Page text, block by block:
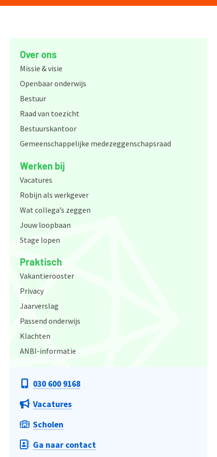
Over ons
Missie & visie
Openbaar onderwijs
Bestuur
Raad van toezicht
Bestuurskantoor
Gemeenschappelijke medezeggenschapsraad
Werken bij
Vacatures
Robijn als werkgever
Wat collega’s zeggen
Jouw loopbaan
Stage lopen
Praktisch
Vakantierooster
Privacy
Jaarverslag
Passend onderwijs
Klachten
ANBI-informatie
030 600 9168
Vacatures
Scholen
Ga naar contact